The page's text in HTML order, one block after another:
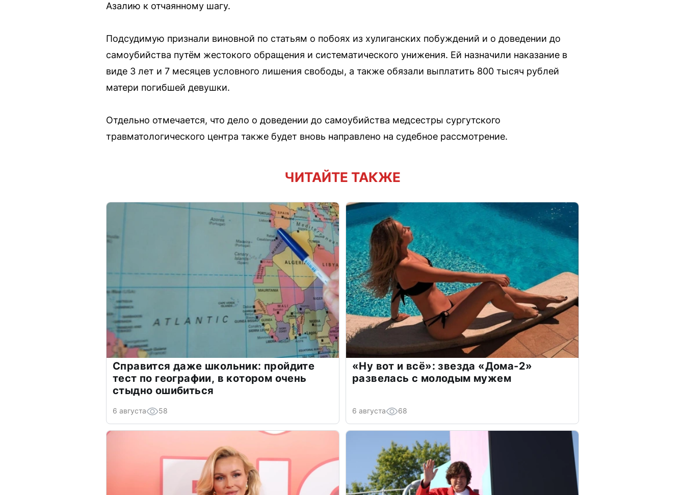
Азалию к отчаянному шагу.
Подсудимую признали виновной по статьям о побоях из хулиганских побуждений и о доведении до
самоубийства путём жестокого обращения и систематического унижения. Ей назначили наказание в
виде 3 лет и 7 месяцев условного лишения свободы, а также обязали выплатить 800 тысяч рублей
матери погибшей девушки.
Отдельно отмечается, что дело о доведении до самоубийства медсестры сургутского
травматологического центра также будет вновь направлено на судебное рассмотрение.
ЧИТАЙТЕ ТАКЖЕ
Справится даже школьник: пройдите
тест по географии, в котором очень
стыдно ошибиться
6 августа 58
«Ну вот и всё»: звезда «Дома-2»
развелась с молодым мужем
6 августа 68